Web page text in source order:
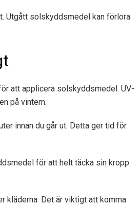
Utgått solskyddsmedel kan förlora
att applicera solskyddsmedel. UV-
på vintern.
innan du går ut. Detta ger tid för
för att helt täcka sin kropp.
kläderna. Det är viktigt att komma